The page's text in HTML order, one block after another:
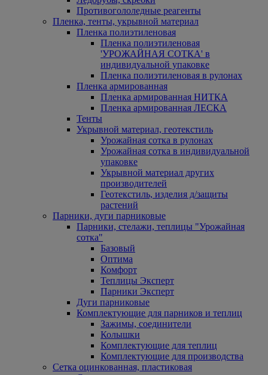
Противогололедные реагенты
Пленка, тенты, укрывной материал
Пленка полиэтиленовая
Пленка полиэтиленовая
'УРОЖАЙНАЯ СОТКА' в
индивидуальной упаковке
Пленка полиэтиленовая в рулонах
Пленка армированная
Пленка армированная НИТКА
Пленка армированная ЛЕСКА
Тенты
Укрывной материал, геотекстиль
Урожайная сотка в рулонах
Урожайная сотка в индивидуальной
упаковке
Укрывной материал других
производителей
Геотекстиль, изделия д/защиты
растений
Парники, дуги парниковые
Парники, стелажи, теплицы "Урожайная
сотка"
Базовый
Оптима
Комфорт
Теплицы Эксперт
Парники Эксперт
Дуги парниковые
Комплектующие для парников и теплиц
Зажимы, соединители
Колышки
Комплектующие для теплиц
Комплектующие для производства
Сетка оцинкованная, пластиковая